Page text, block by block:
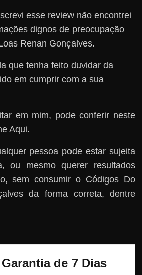
esse review não encontrei
dignos de preocupação
Renan Gonçalves.
que tenha feito duvidar da
em cumprir com a sua
em mim, pode conferir neste
Aqui.
pessoa pode estar sujeita
ou mesmo querer resultados
sem consumir o Códigos Do
da forma correta, dentre
de 7 Dias